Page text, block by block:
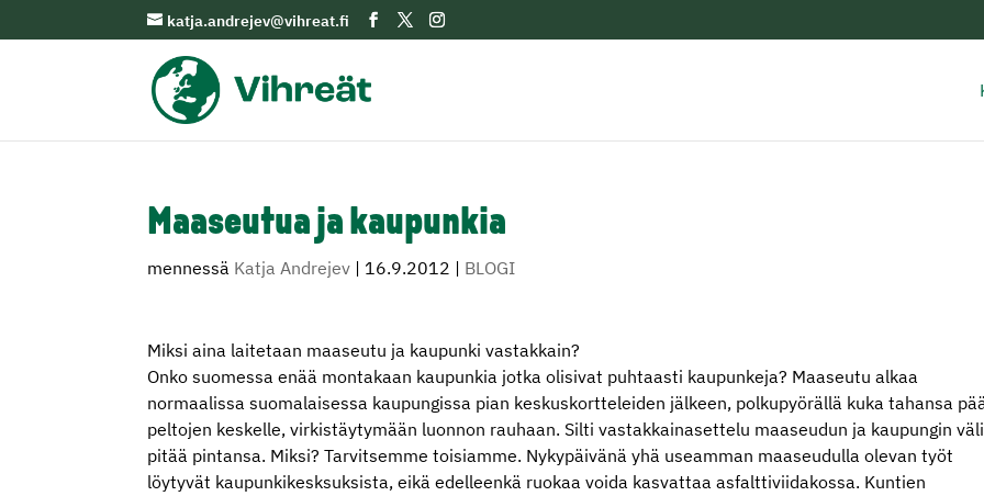
katja.andrejev@vihreat.fi
Maaseutua ja kaupunkia
mennessä Katja Andrejev | 16.9.2012 | BLOGI
Miksi aina laitetaan maaseutu ja kaupunki vastakkain?
Onko suomessa enää montakaan kaupunkia jotka olisivat puhtaasti kaupunkeja? Maaseutu alkaa
normaalissa suomalaisessa kaupungissa pian keskuskortteleiden jälkeen, polkupyörällä kuka tahansa
peltojen keskelle, virkistäytymään luonnon rauhaan. Silti vastakkainasettelu maaseudun ja kaupungin
pitää pintansa. Miksi? Tarvitsemme toisiamme. Nykypäivänä yhä useamman maaseudulla olevan työt
löytyvät kaupunkikesksuksista, eikä edelleenkä ruokaa voida kasvattaa asfalttiviidakossa. Kuntien